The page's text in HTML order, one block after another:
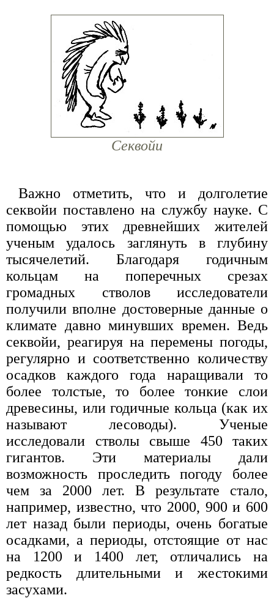
Секвойи
Важно отметить, что и долголетие
секвойи поставлено на службу науке. С
помощью этих древнейших жителей
ученым удалось заглянуть в глубину
тысячелетий. Благодаря годичным
кольцам на поперечных срезах
громадных стволов исследователи
получили вполне достоверные данные о
климате давно минувших времен. Ведь
секвойи, реагируя на перемены погоды,
регулярно и соответственно количеству
осадков каждого года наращивали то
более толстые, то более тонкие слои
древесины, или годичные кольца (как их
называют лесоводы). Ученые
исследовали стволы свыше 450 таких
гигантов. Эти материалы дали
возможность проследить погоду более
чем за 2000 лет. В результате стало,
например, известно, что 2000, 900 и 600
лет назад были периоды, очень богатые
осадками, а периоды, отстоящие от нас
на 1200 и 1400 лет, отличались на
редкость длительными и жестокими
засухами.